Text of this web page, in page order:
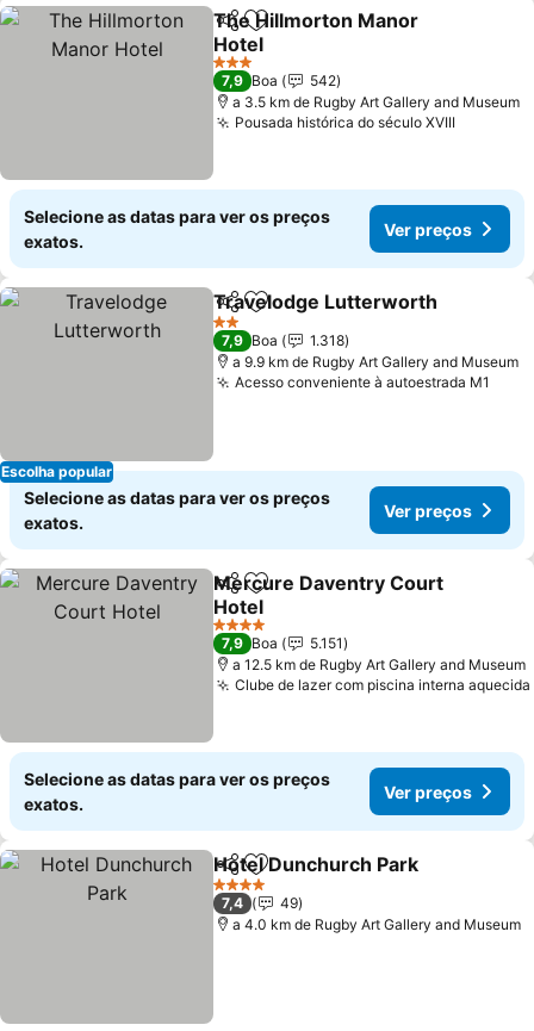
PartilharAdicionar aos favoritos
The Hillmorton Manor
Hotel
Ver preços
3 Estrelas
7,9 Boa
542
a 3.5 km de Rugby Art Gallery and Museum
Pousada histórica do século XVIIIVer
Selecione as datas para ver os preços
exatos.
Ver preços
Escolha popular
PartilharAdicionar aos favoritos
Travelodge Lutterworth
2 Estrelas
7,9 Boa
1.318
a 9.9 km de Rugby Art Gallery and Museum
Acesso conveniente à autoestrada M1
Selecione as datas para ver os preços
exatos.
Ver preços
PartilharAdicionar aos favoritos
Mercure Daventry Court
Hotel
Ver preços
4 Estrelas
7,9 Boa
5.151
a 12.5 km de Rugby Art Gallery and Museum
Clube de lazer com piscina interna aquecida
Selecione as datas para ver os preços
exatos.
Ver preços
PartilharAdicionar aos favoritos
Hotel Dunchurch Park
4 Estrelas
7,4
49
a 4.0 km de Rugby Art Gallery and Museum